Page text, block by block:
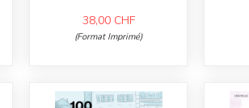
38,00 CHF
(Format Imprimé)